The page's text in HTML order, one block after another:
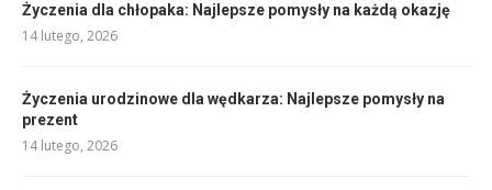
Życzenia dla chłopaka: Najlepsze pomysły na każdą okazję
14 lutego, 2026
Życzenia urodzinowe dla wędkarza: Najlepsze pomysły na
prezent
14 lutego, 2026